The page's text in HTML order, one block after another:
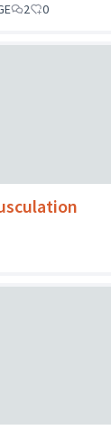
2 0